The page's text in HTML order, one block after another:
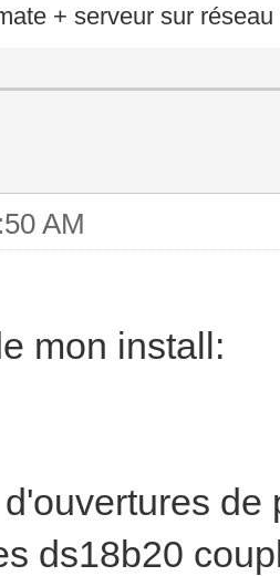
+ serveur sur
AM
mon install:
ds18b20